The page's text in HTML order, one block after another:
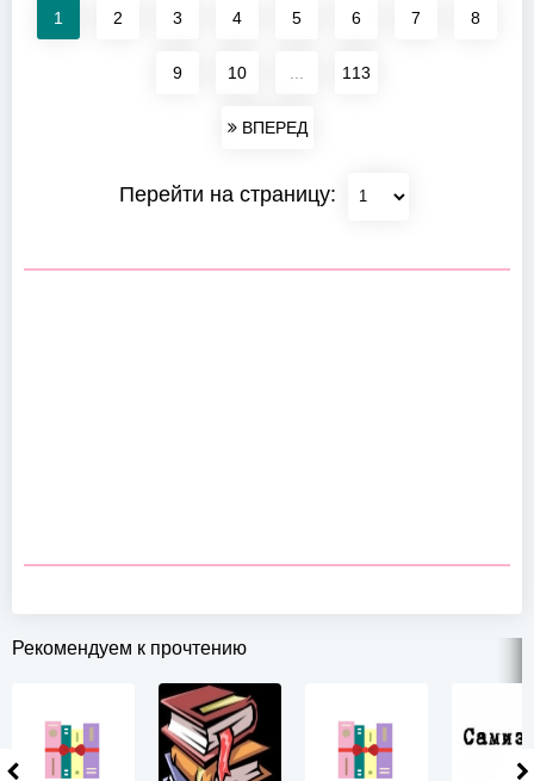
1 2 3 4 5 6 7 8
9 10 113
ВПЕРЕД
Перейти на страницу:
Рекомендуем к прочтению